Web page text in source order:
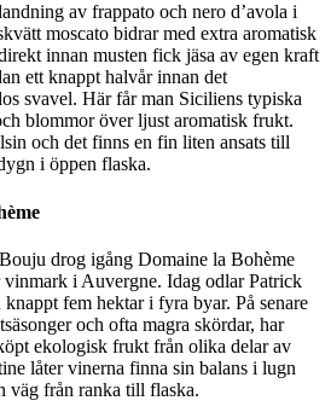
av frappato och nero d’avola i
moscato bidrar med extra aromatisk
innan musten fick jäsa av egen kraft
ett knappt halvår innan det
svavel. Här får man Siciliens typiska
blommor över ljust aromatisk frukt.
och det finns en fin liten ansats till
i öppen flaska.
drog igång Domaine la Bohème
vinmark i Auvergne. Idag odlar Patrick
fem hektar i fyra byar. På senare
och ofta magra skördar, har
ekologisk frukt från olika delar av
låter vinerna finna sin balans i lugn
väg från ranka till flaska.